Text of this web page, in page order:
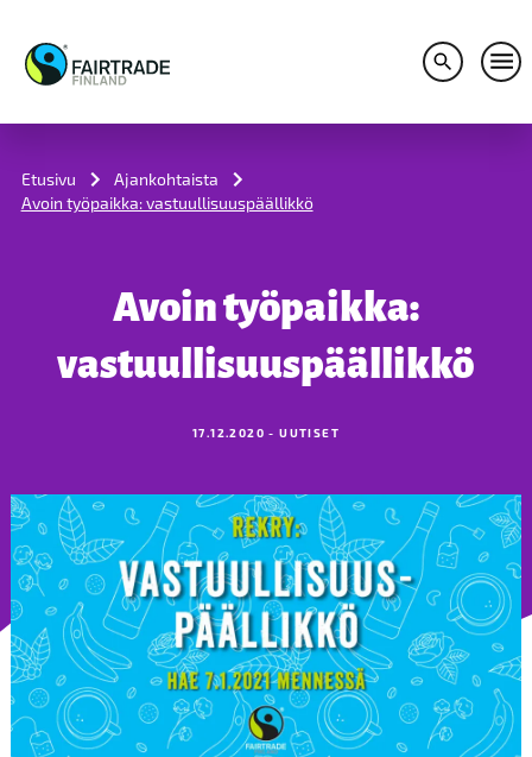
Avaa
Etusivu
Ajankohtaista
Avoin työpaikka: vastuullisuuspäällikkö
Avoin työpaikka:
vastuullisuuspäällikkö
17.12.2020 - UUTISET